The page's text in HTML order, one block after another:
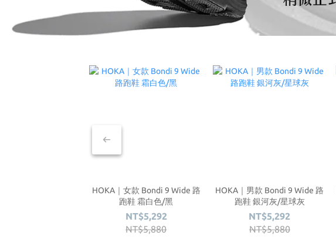
HOKA｜女款 Bondi 9 Wide 路
跑鞋 霜白色/黑
NT$5,292
NT$5,880
HOKA｜男款 Bondi 9 Wide 路
跑鞋 銀河灰/星球灰
NT$5,292
NT$5,880